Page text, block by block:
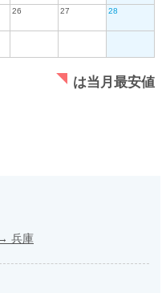
26 27 28
は当月最安値
兵庫